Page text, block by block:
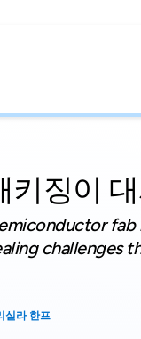
키징이
실라 한프